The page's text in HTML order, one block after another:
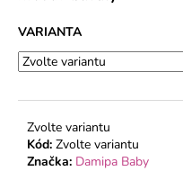
VARIANTA
Zvolte variantu
Kód: Zvolte variantu
Značka: Damipa Baby
r
u
č
u
e
m